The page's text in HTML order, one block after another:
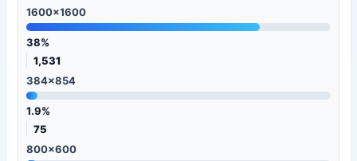
1600x1600
38%
1,531
384x854
1.9%
75
800x600